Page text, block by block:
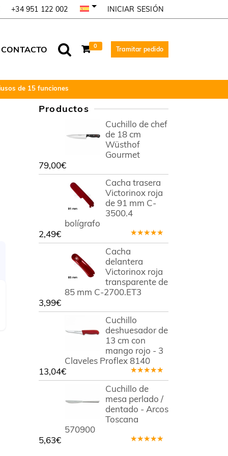
+34 951 122 002 INICIAR SESIÓN
CONTACTO 0 Tramitar pedido
de 15 funciones
Productos
Cuchillo de chef
de 18 cm
Wüsthof
Gourmet
79,00€
Cacha trasera
Victorinox roja
de 91 mm C-
3500.4
bolígrafo
Valorado
2,49€
Cacha
delantera
Victorinox roja
transparente de
85 mm C-2700.ET3
3,99€
Cuchillo
deshuesador de
13 cm con
mango rojo - 3
Claveles Proflex 8140
Valorado
en5.00
5
13,04€
Cuchillo de
mesa perlado /
dentado - Arcos
Toscana
570900
5,63€